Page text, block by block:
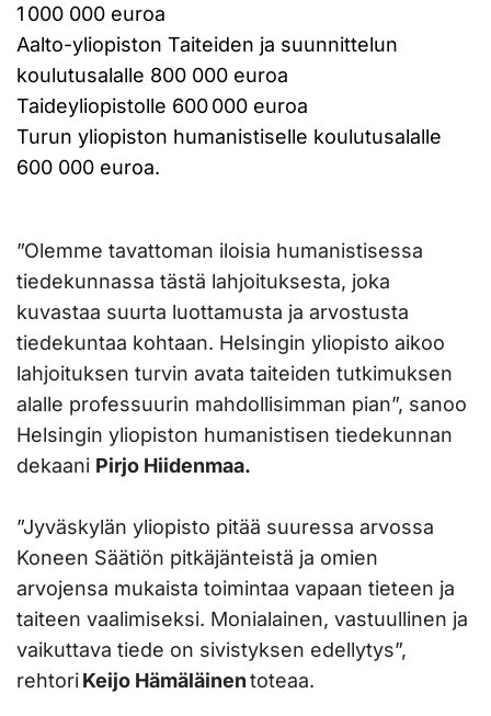
1 000 000 euroa
Aalto-yliopiston Taiteiden ja suunnittelun
koulutusalalle 800 000 euroa
Taideyliopistolle 600 000 euroa
Turun yliopiston humanistiselle koulutusalalle
600 000 euroa.
”Olemme tavattoman iloisia humanistisessa
tiedekunnassa tästä lahjoituksesta, joka
kuvastaa suurta luottamusta ja arvostusta
tiedekuntaa kohtaan. Helsingin yliopisto aikoo
lahjoituksen turvin avata taiteiden tutkimuksen
alalle professuurin mahdollisimman pian”, sanoo
Helsingin yliopiston humanistisen tiedekunnan
dekaani Pirjo Hiidenmaa.
”Jyväskylän yliopisto pitää suuressa arvossa
Koneen Säätiön pitkäjänteistä ja omien
arvojensa mukaista toimintaa vapaan tieteen ja
taiteen vaalimiseksi. Monialainen, vastuullinen ja
vaikuttava tiede on sivistyksen edellytys”,
rehtoriKeijo Hämäläinentoteaa.